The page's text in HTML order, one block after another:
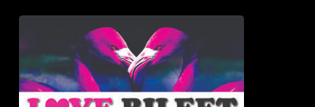
23.9.
Deittisirkus